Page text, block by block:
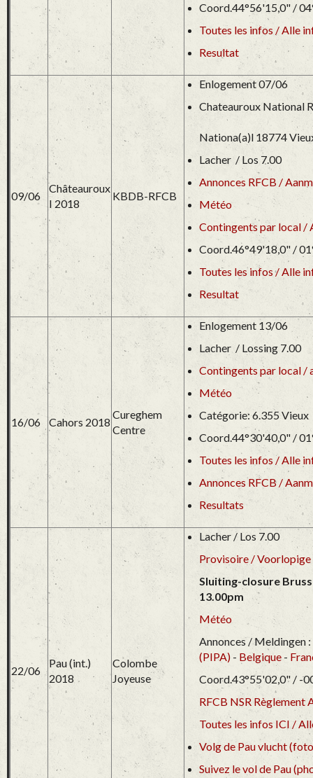
Coord.44°56'15,0" /
Toutes les infos / Alle
Resultat
09/06
Châteauroux
I 2018
KBDB-RFCB
Enlogement 07/06
Chateauroux National
Nationa(a)l 18774
Lacher / Los 7.00
Annonces RFCB /
Météo
Contingents par local /
Coord.46°49'18,0" /
Toutes les infos / Alle
Resultat
16/06 Cahors 2018
Cureghem
Centre
Enlogement 13/06
Lacher / Lossing 7.00
Contingents par local /
Météo
Catégorie: 6.355 Vieux
Coord.44°30'40,0" /
Toutes les infos / Alle
Annonces RFCB /
Resultats
22/06
Pau (int.)
2018
Colombe
Joyeuse
Lacher / Los 7.00
Provisoire /
Sluiting-closure
13.00pm
Météo
Annonces / Meldingen :
(PIPA) - Belgique -
Coord.43°55'02,0" / -
RFCB NSR Règlement
Toutes les infos ICI /
Volg de Pau vlucht
Suivez le vol de Pau